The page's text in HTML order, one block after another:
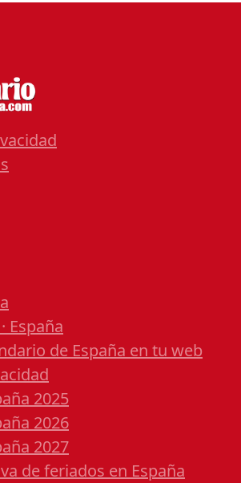
España
de España en tu web
2025
2026
2027
de feriados en España